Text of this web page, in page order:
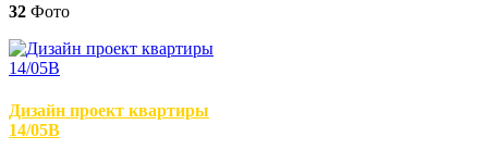
32 Фото
Дизайн проект квартиры
14/05В